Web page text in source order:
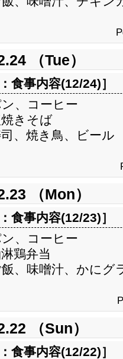
（Tue）
食事内容(12/24)］
、コーヒー
きそば
、焼き鳥、ビール
（Mon）
食事内容(12/23)］
、コーヒー
鶏弁当
飯、味噌汁、かにグ
（Sun）
食事内容(12/22)］